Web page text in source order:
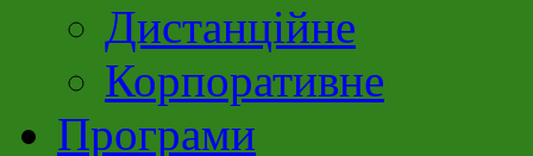
Дистанційне
Корпоративне
Програми